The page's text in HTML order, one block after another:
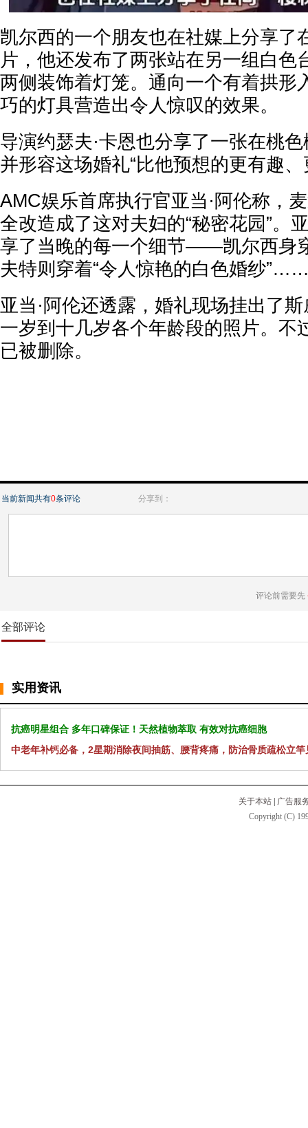
凯尔西的一个朋友也在社媒上分享了
片，他还发布了两张站在另一组白色
两侧装饰着灯笼。通向一个有着拱形
巧的灯具营造出令人惊叹的效果。
导演约瑟夫·卡恩也分享了一张在桃
并形容这场婚礼“比他预想的更有趣、
AMC娱乐首席执行官亚当·阿伦称，
全改造成了这对夫妇的“秘密花园”。
享了当晚的每一个细节——凯尔西身
夫特则穿着“令人惊艳的白色婚纱
亚当·阿伦还透露，婚礼现场挂出了
一岁到十几岁各个年龄段的照片。不
已被删除。
当前新闻共有0条评论 分享到：
评论前需要先
全部评论
实用资讯
抗癌明星组合 多年口碑保证！天然植物萃取 有效对抗癌细胞
中老年补钙必备，2星期消除夜间抽筋、腰背疼痛，防治骨质疏松立竿
关于本站
广告服
Copyright (C)